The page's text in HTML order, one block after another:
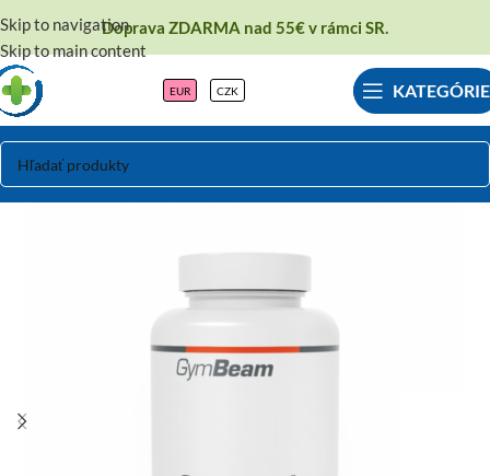
Skip to navigation
Skip to main content
Doprava ZDARMA nad 55€ v rámci SR.
EUR CZK KATEGÓRIE